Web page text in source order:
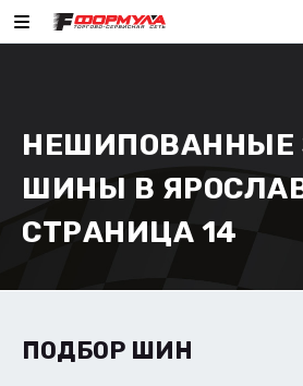
НЕШИПОВАННЫЕ
ШИНЫ В
СТРАНИЦА 14
ПОДБОР ШИН